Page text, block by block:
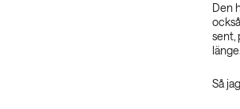
Den
sent,
Så